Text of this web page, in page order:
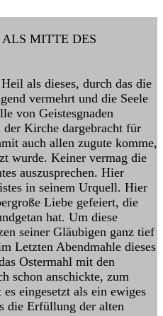
MITTE DES
als dieses, durch das die
vermehrt und die Seele
von Geistesgnaden
Kirche dargebracht für
auch allen zugute komme,
wurde. Keiner vermag die
auszusprechen. Hier
in seinem Urquell. Hier
Liebe gefeiert, die
hat. Um diese
seiner Gläubigen ganz tief
Letzten Abendmahle dieses
Ostermahl mit den
schon anschickte, zum
eingesetzt als ein ewiges
die Erfüllung der alten